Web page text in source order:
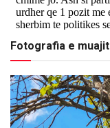
Fotografia e muajit